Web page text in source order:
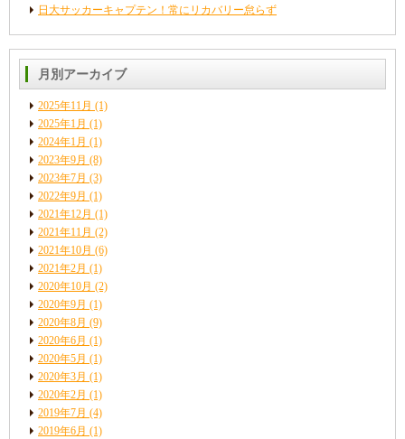
日大サッカーキャプテン！常にリカバリー怠らず
月別アーカイブ
2025年11月 (1)
2025年1月 (1)
2024年1月 (1)
2023年9月 (8)
2023年7月 (3)
2022年9月 (1)
2021年12月 (1)
2021年11月 (2)
2021年10月 (6)
2021年2月 (1)
2020年10月 (2)
2020年9月 (1)
2020年8月 (9)
2020年6月 (1)
2020年5月 (1)
2020年3月 (1)
2020年2月 (1)
2019年7月 (4)
2019年6月 (1)